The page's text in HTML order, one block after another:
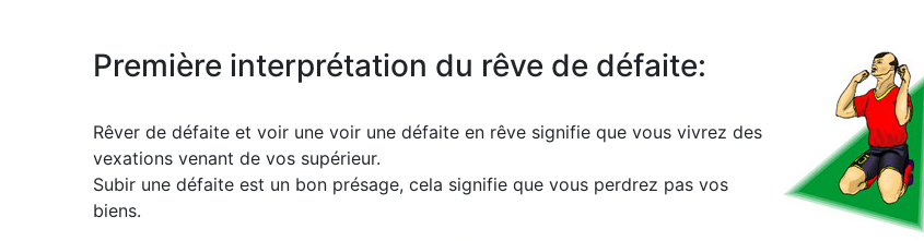
Première interprétation du rêve de défaite:
Rêver de défaite et voir une voir une défaite en rêve signifie que vous vivrez des
vexations venant de vos supérieur.
Subir une défaite est un bon présage, cela signifie que vous perdrez pas vos
biens.